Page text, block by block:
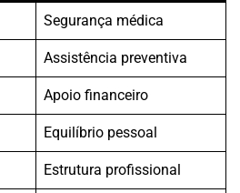
Segurança médica
Assistência preventiva
Apoio financeiro
Equilíbrio pessoal
Estrutura profissional